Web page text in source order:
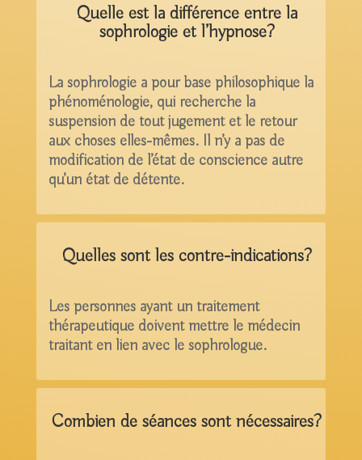
Quelle est la différence entre la
sophrologie et l’hypnose?
La sophrologie a pour base philosophique la
phénoménologie, qui recherche la
suspension de tout jugement et le retour
aux choses elles-mêmes. Il n’y a pas de
modification de l’état de conscience autre
qu’un état de détente.
Quelles sont les contre-indications?
Les personnes ayant un traitement
thérapeutique doivent mettre le médecin
traitant en lien avec le sophrologue.
Combien de séances sont nécessaires?